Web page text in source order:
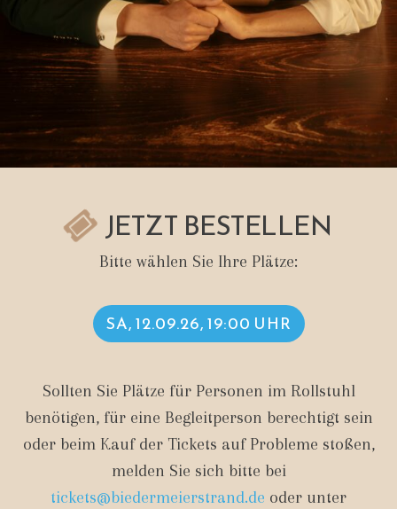
JETZT BESTELLEN
Bitte wählen Sie Ihre Plätze:
SA, 12.09.26, 19:00 UHR
Sollten Sie Plätze für Personen im Rollstuhl
benötigen, für eine Begleitperson berechtigt sein
oder beim Kauf der Tickets auf Probleme stoßen,
melden Sie sich bitte bei
tickets@biedermeierstrand.de oder unter